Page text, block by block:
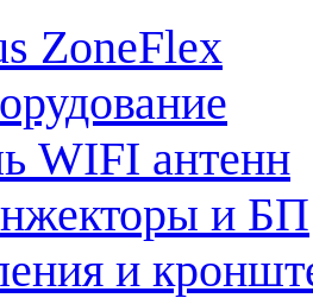
ZoneFlex
WIFI антенн
и БП
и